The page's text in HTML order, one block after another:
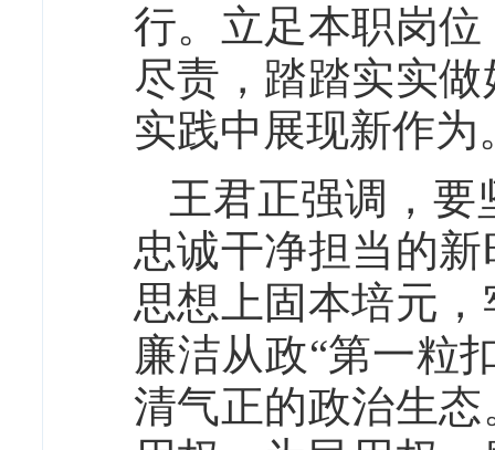
行。立足本职岗
尽责，踏踏实实
实践中展现新作为
王君正强调，要
忠诚干净担当的
思想上固本培元
廉洁从政“第一粒
清气正的政治生